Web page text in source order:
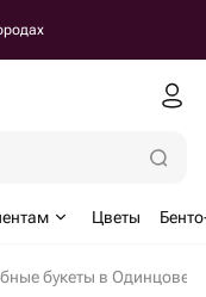
Цветы
букеты в Одинцове